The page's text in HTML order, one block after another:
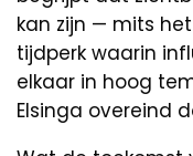
kan zijn — mits
tijdperk waarin
elkaar in hoog
Elsinga overeind